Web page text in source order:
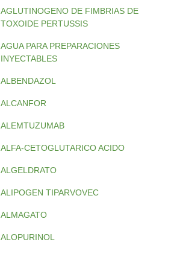
AGLUTINOGENO DE FIMBRIAS DE
TOXOIDE PERTUSSIS
AGUA PARA PREPARACIONES
INYECTABLES
ALBENDAZOL
ALCANFOR
ALEMTUZUMAB
ALFA-CETOGLUTARICO ACIDO
ALGELDRATO
ALIPOGEN TIPARVOVEC
ALMAGATO
ALOPURINOL